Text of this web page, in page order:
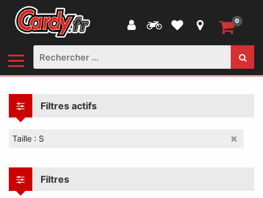
0
Filtres actifs
Taille : S
Filtres